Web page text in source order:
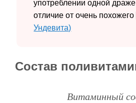
употреблении одной драже
отличие от очень похожего
Ундевита)
Состав
Витаминный